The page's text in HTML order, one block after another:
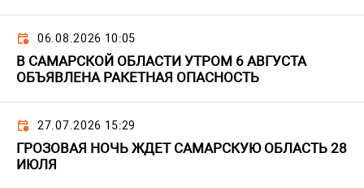
06.08.2026 10:05
В САМАРСКОЙ ОБЛАСТИ УТРОМ 6 АВГУСТА
ОБЪЯВЛЕНА РАКЕТНАЯ ОПАСНОСТЬ
27.07.2026 15:29
ГРОЗОВАЯ НОЧЬ ЖДЕТ САМАРСКУЮ ОБЛАСТЬ 28
ИЮЛЯ